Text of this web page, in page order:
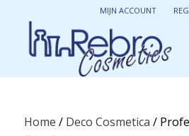
MIJN ACCOUNT
Home / Deco Cosmetica /